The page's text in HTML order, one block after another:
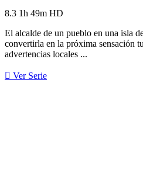
8.3 1h 49m HD
El alcalde de un pueblo en una isla
convertirla en la próxima sensación
advertencias locales ...
Ver Serie